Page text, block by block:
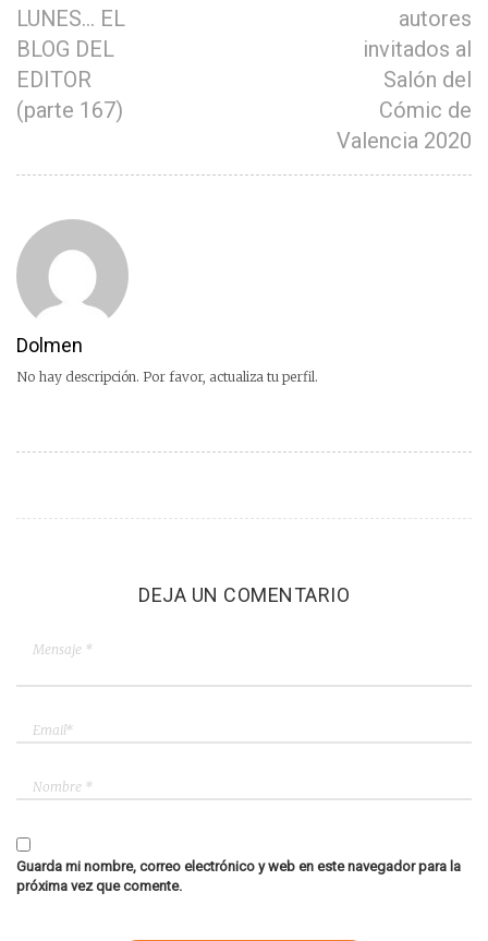
LUNES… EL
BLOG DEL
EDITOR
(parte 167)
autores
invitados al
Salón del
Cómic de
Valencia 2020
Dolmen
No hay descripción. Por favor, actualiza tu perfil.
DEJA UN COMENTARIO
Guarda mi nombre, correo electrónico y web en este navegador para la
próxima vez que comente.